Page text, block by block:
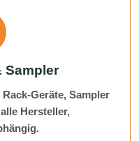
Sampler
Geräte, Sampler
Hersteller,